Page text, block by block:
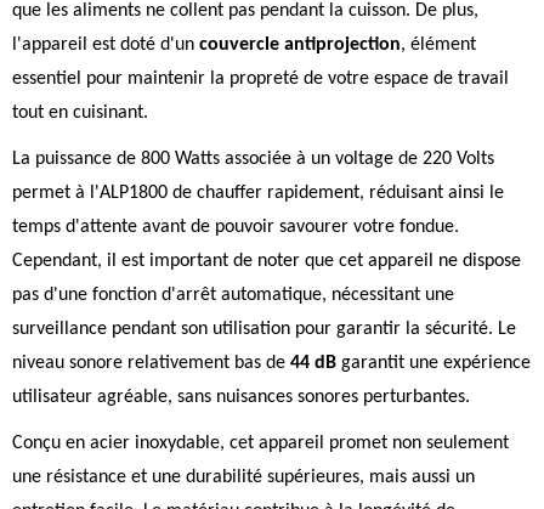
que les aliments ne collent pas pendant la cuisson. De plus,
l'appareil est doté d'un couvercle antiprojection, élément
essentiel pour maintenir la propreté de votre espace de travail
tout en cuisinant.
La puissance de 800 Watts associée à un voltage de 220 Volts
permet à l'ALP1800 de chauffer rapidement, réduisant ainsi le
temps d'attente avant de pouvoir savourer votre fondue.
Cependant, il est important de noter que cet appareil ne dispose
pas d'une fonction d'arrêt automatique, nécessitant une
surveillance pendant son utilisation pour garantir la sécurité. Le
niveau sonore relativement bas de 44 dB garantit une expérience
utilisateur agréable, sans nuisances sonores perturbantes.
Conçu en acier inoxydable, cet appareil promet non seulement
une résistance et une durabilité supérieures, mais aussi un